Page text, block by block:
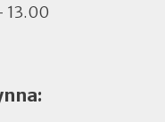
13.00